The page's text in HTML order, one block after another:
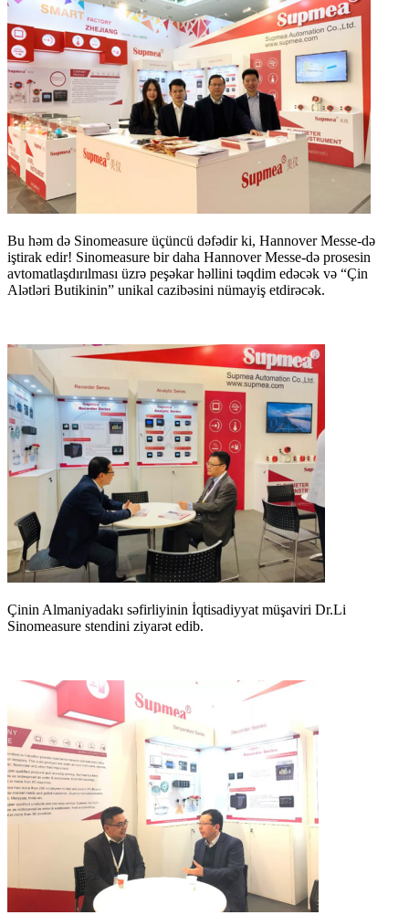
Bu həm də Sinomeasure üçüncü dəfədir ki, Hannover Messe-də
iştirak edir! Sinomeasure bir daha Hannover Messe-də prosesin
avtomatlaşdırılması üzrə peşəkar həllini təqdim edəcək və “Çin
Alətləri Butikinin” unikal cazibəsini nümayiş etdirəcək.
Çinin Almaniyadakı səfirliyinin İqtisadiyyat müşaviri Dr.Li
Sinomeasure stendini ziyarət edib.